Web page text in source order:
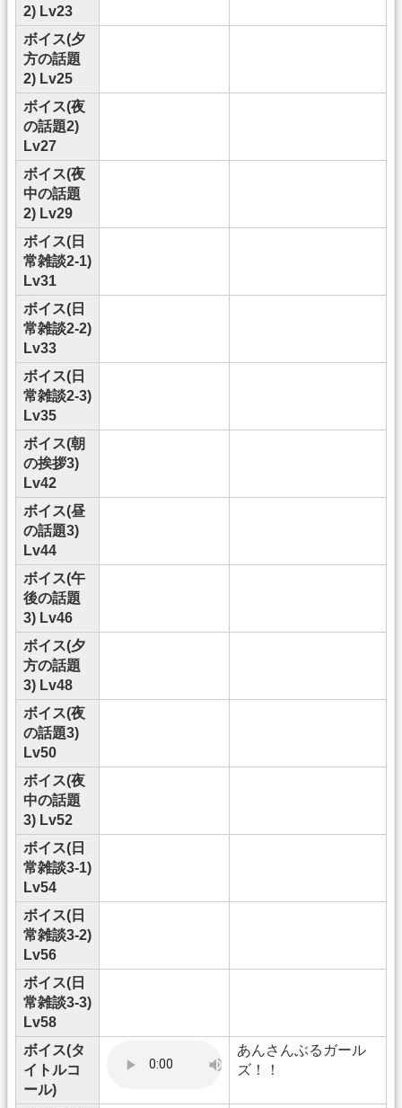
2) Lv23
ボイス(夕
方の話題
2) Lv25
ボイス(夜
の話題2)
Lv27
ボイス(夜
中の話題
2) Lv29
ボイス(日
常雑談2-1)
Lv31
ボイス(日
常雑談2-2)
Lv33
ボイス(日
常雑談2-3)
Lv35
ボイス(朝
の挨拶3)
Lv42
ボイス(昼
の話題3)
Lv44
ボイス(午
後の話題
3) Lv46
ボイス(夕
方の話題
3) Lv48
ボイス(夜
の話題3)
Lv50
ボイス(夜
中の話題
3) Lv52
ボイス(日
常雑談3-1)
Lv54
ボイス(日
常雑談3-2)
Lv56
ボイス(日
常雑談3-3)
Lv58
ボイス(タ
イトルコ
ール)
あんさんぶるガール
ズ！！